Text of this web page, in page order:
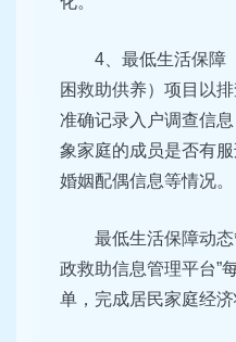
4、最低生活保障
困救助供养）项目以
准确记录入户调查信
象家庭的成员是否有
婚姻配偶信息等情况。
最低生活保障动
政救助信息管理平台”
单，完成居民家庭经济